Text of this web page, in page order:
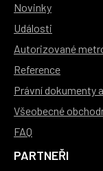
Novinky
Události
Autorizované
Reference
Právní dokumenty
Všeobecné
FAQ
PARTNEŘI